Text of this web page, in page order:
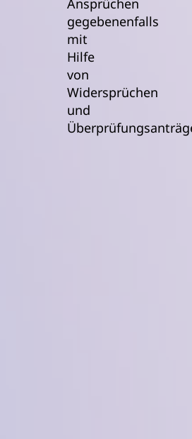
Ansprüchen
gegebenenfalls
mit
Hilfe
von
Widersprüchen
und